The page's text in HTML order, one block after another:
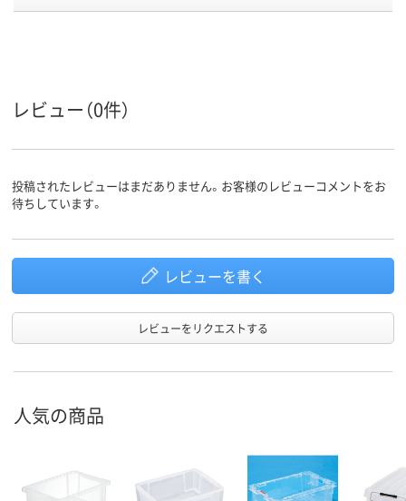
スコア
レビュー（0件）
投稿されたレビューはまだありません。お客様のレビューコメントをお
待ちしています。
レビューを書く
レビューをリクエストする
人気の商品